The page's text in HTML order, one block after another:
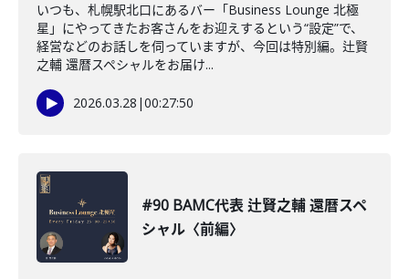
いつも、札幌駅北口にあるバー「Business Lounge 北極
星」にやってきたお客さんをお迎えするという“設定”で、
経営などのお話しを伺っていますが、今回は特別編。辻賢
之輔 還暦スペシャルをお届け...
2026.03.28 |00:27:50
#90 BAMC代表 辻賢之輔 還暦スペ
シャル〈前編〉